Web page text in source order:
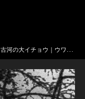
古河の大イチョウ｜ウワサの心霊話